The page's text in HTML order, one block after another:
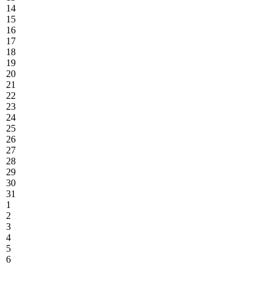
14
15
16
17
18
19
20
21
22
23
24
25
26
27
28
29
30
31
1
2
3
4
5
6